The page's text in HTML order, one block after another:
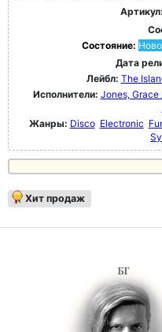
Артикул:
Состояние:
Дата
Лейбл: The
Исполнители: Jones, Grace
Жанры: Disco Electronic
Хит продаж